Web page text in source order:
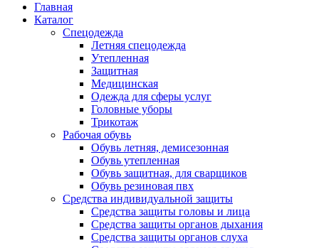
Главная
Каталог
Спецодежда
Летняя спецодежда
Утепленная
Защитная
Медицинская
Одежда для сферы услуг
Головные уборы
Трикотаж
Рабочая обувь
Обувь летняя, демисезонная
Обувь утепленная
Обувь защитная, для сварщиков
Обувь резиновая пвх
Средства индивидуальной защиты
Средства защиты головы и лица
Средства защиты органов дыхания
Средства защиты органов слуха